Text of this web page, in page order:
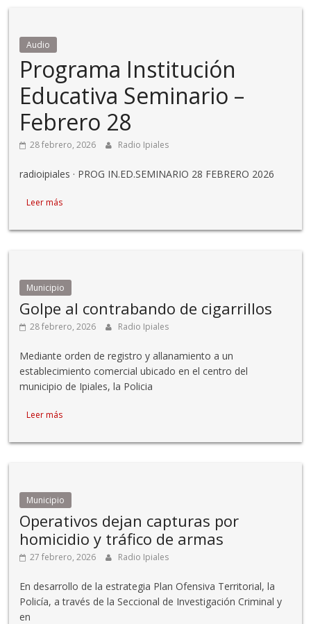
Audio
Programa Institución
Educativa Seminario –
Febrero 28
28 febrero, 2026 Radio Ipiales
radioipiales · PROG IN.ED.SEMINARIO 28 FEBRERO 2026
Leer más
Municipio
Golpe al contrabando de cigarrillos
28 febrero, 2026 Radio Ipiales
Mediante orden de registro y allanamiento a un
establecimiento comercial ubicado en el centro del
municipio de Ipiales, la Policia
Leer más
Municipio
Operativos dejan capturas por
homicidio y tráfico de armas
27 febrero, 2026 Radio Ipiales
En desarrollo de la estrategia Plan Ofensiva Territorial, la
Policía, a través de la Seccional de Investigación Criminal y
en